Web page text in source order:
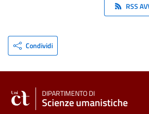
RSS
Condividi
DIPARTIMENTO DI
Scienze umanistiche